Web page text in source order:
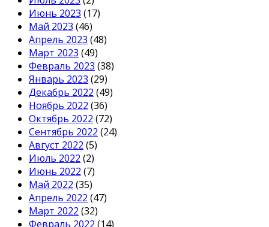
Июнь 2023 (17)
Май 2023 (46)
Апрель 2023 (48)
Март 2023 (49)
Февраль 2023 (38)
Январь 2023 (29)
Декабрь 2022 (49)
Ноябрь 2022 (36)
Октябрь 2022 (72)
Сентябрь 2022 (24)
Август 2022 (5)
Июль 2022 (2)
Июнь 2022 (7)
Май 2022 (35)
Апрель 2022 (47)
Март 2022 (32)
Февраль 2022 (14)